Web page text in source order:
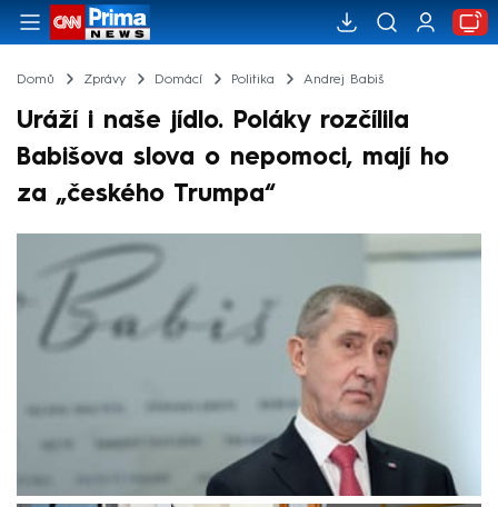
Domů Zprávy Domácí Politika Andrej Babiš
Uráží i naše jídlo. Poláky rozčílila
Babišova slova o nepomoci, mají ho
za „českého Trumpa“